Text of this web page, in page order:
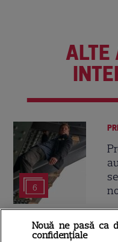
ALTE
6
Nouă ne pasă ca
confidențiale